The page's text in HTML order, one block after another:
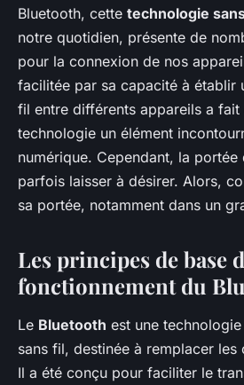
Quelles solutions
pour augmenter la
Bluetooth dans un
espace ouvert?
• 5 min de lecture
Bluetooth, cette technologie
notre quotidien, présente de
pour la connexion de nos
facilitée par sa capacité à établir
fil entre différents appareils a fait
technologie un élément
numérique. Cependant, la portée
parfois laisser à désirer. Alors,
sa portée, notamment dans un
Les principes de base
fonctionnement du
Le Bluetooth est une
sans fil, destinée à remplacer les
Il a été conçu pour faciliter le